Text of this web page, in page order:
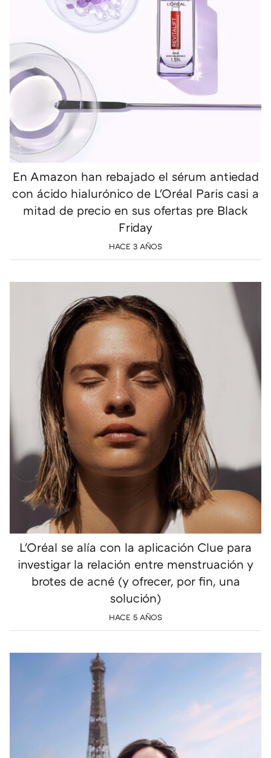
En Amazon han rebajado el sérum antiedad
con ácido hialurónico de L'Oréal Paris casi a
mitad de precio en sus ofertas pre Black
Friday
HACE 3 AÑOS
L'Oréal se alía con la aplicación Clue para
investigar la relación entre menstruación y
brotes de acné (y ofrecer, por fin, una
solución)
HACE 5 AÑOS